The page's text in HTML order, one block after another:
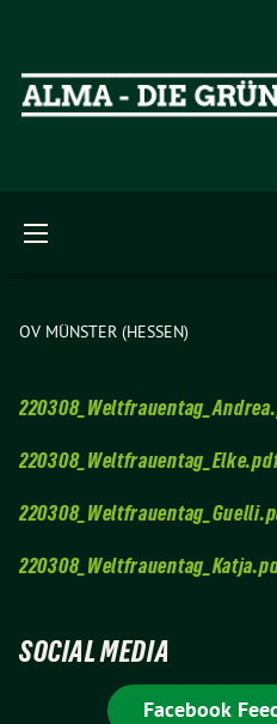
OV MÜNSTER (HESSEN)
SOCIAL MEDIA
Facebook